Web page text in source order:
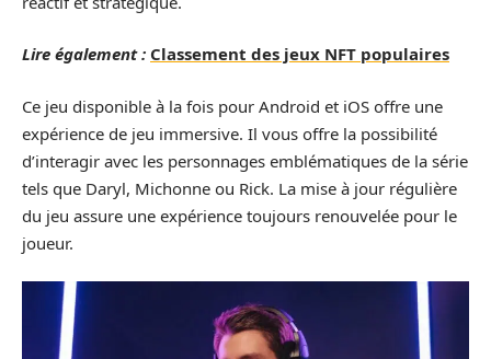
Lire également : Classement des jeux NFT populaires
Ce jeu disponible à la fois pour Android et iOS offre une
expérience de jeu immersive. Il vous offre la possibilité
d’interagir avec les personnages emblématiques de la série
tels que Daryl, Michonne ou Rick. La mise à jour régulière
du jeu assure une expérience toujours renouvelée pour le
joueur.